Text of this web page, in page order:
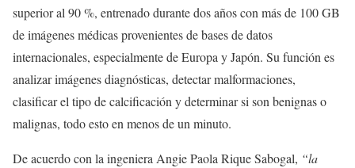
superior al 90 %, entrenado durante dos años con más de 100 GB
de imágenes médicas provenientes de bases de datos
internacionales, especialmente de Europa y Japón. Su función es
analizar imágenes diagnósticas, detectar malformaciones,
clasificar el tipo de calcificación y determinar si son benignas o
malignas, todo esto en menos de un minuto.
De acuerdo con la ingeniera Angie Paola Rique Sabogal, “la